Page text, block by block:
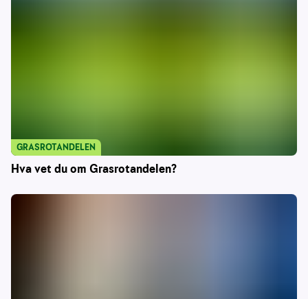
Hva vet du om Grasrotandelen?
GRASROTANDELEN